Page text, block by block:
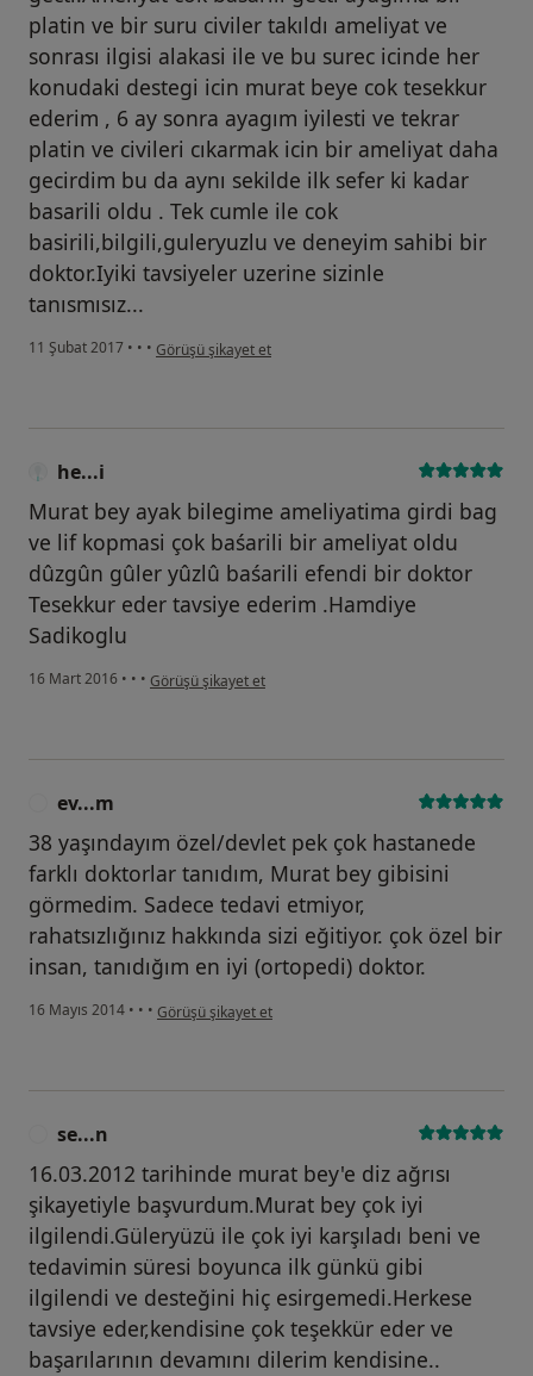
platin ve bir suru civiler takıldı ameliyat ve
sonrası ilgisi alakasi ile ve bu surec icinde her
konudaki destegi icin murat beye cok tesekkur
ederim , 6 ay sonra ayagım iyilesti ve tekrar
platin ve civileri cıkarmak icin bir ameliyat daha
gecirdim bu da aynı sekilde ilk sefer ki kadar
basarili oldu . Tek cumle ile cok
basirili,bilgili,guleryuzlu ve deneyim sahibi bir
doktor.Iyiki tavsiyeler uzerine sizinle
tanısmısız...
11 Şubat 2017 • • • kullanıcının görüşüne göre he...i
Görüşü şikayet et
he...i
Murat bey ayak bilegime ameliyatima girdi bag
ve lif kopmasi çok baśarili bir ameliyat oldu
dûzgûn gûler yûzlû baśarili efendi bir doktor
Tesekkur eder tavsiye ederim .Hamdiye
Sadikoglu
16 Mart 2016 • • • kullanıcının görüşüne göre he...i
Görüşü şikayet et
ev...m
38 yaşındayım özel/devlet pek çok hastanede
farklı doktorlar tanıdım, Murat bey gibisini
görmedim. Sadece tedavi etmiyor,
rahatsızlığınız hakkında sizi eğitiyor. çok özel bir
insan, tanıdığım en iyi (ortopedi) doktor.
16 Mayıs 2014 • • • kullanıcının görüşüne göre ev...m
Görüşü şikayet et
se...n
16.03.2012 tarihinde murat bey'e diz ağrısı
şikayetiyle başvurdum.Murat bey çok iyi
ilgilendi.Güleryüzü ile çok iyi karşıladı beni ve
tedavimin süresi boyunca ilk günkü gibi
ilgilendi ve desteğini hiç esirgemedi.Herkese
tavsiye eder,kendisine çok teşekkür eder ve
başarılarının devamını dilerim kendisine..